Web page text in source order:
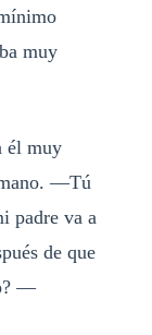
muy
él muy
—Tú
padre va a
de que
—